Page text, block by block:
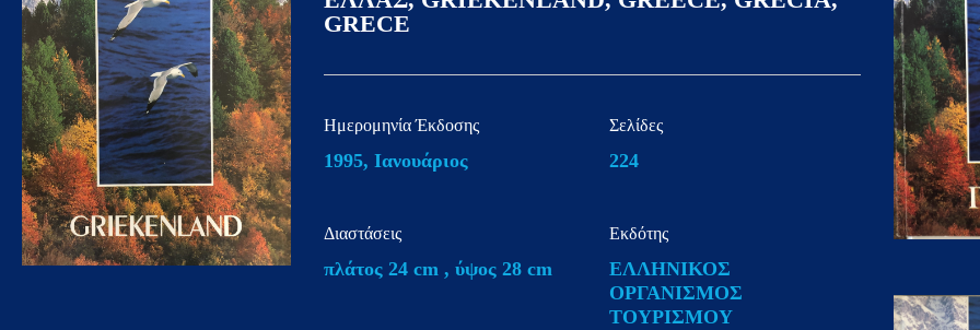
άτομα
προβλήματα
όρασης
που
χρησιμοποιούν
πρόγραμμα
ανάγνωσης
οθόνης
GRECE
Ημερομηνία Έκδοσης
1995, Ιανουάριος
Σελίδες
224
Διαστάσεις
πλάτος 24 cm , ύψος 28 cm
Εκδότης
ΕΛΛΗΝΙΚΟΣ
ΟΡΓΑΝΙΣΜΟΣ
ΤΟΥΡΙΣΜΟΥ